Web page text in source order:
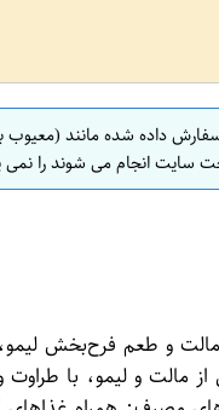
داده شده مانند
سایت انجام می شوند را نمی
مالت و طعم فرح‌بخش
مناسب برای مصرف فردی طعم: ترکیبی